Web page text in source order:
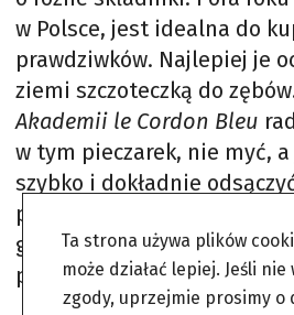
w Polsce, jest idealna do
prawdziwków. Najlepiej je
ziemi szczoteczką do
Akademii le Cordon Bleu
w tym pieczarek, nie myć,
szybko i dokładnie
potem wytrzeć
grzyby mają dużo wody
potem nam się „rozejdą”.
Ta strona używa plików
może działać lepiej. Jeśli
zgody, uprzejmie prosimy o